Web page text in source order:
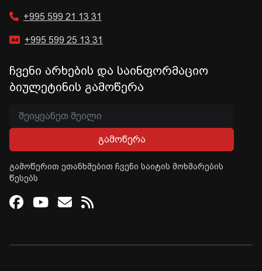
+995 599 21 13 31
+995 599 25 13 31
ჩვენი არხების და საინფორმაციო
ბიულეტინის გამოწერა
გამოწერა
გამოწერით ეთანხმებით ჩვენი საიტის მოხმარების
წესებს
Facebook
Youtube
Email
RSS